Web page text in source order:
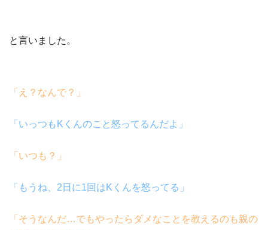
と言いました。
「え？なんで？」
「いっつも K くんのこと怒ってるんだよ」
「いつも？」
「もうね、 2 日に1回はK くんを怒ってる」
「そうなんだ…でもやったらダメなことを教えるのも親の